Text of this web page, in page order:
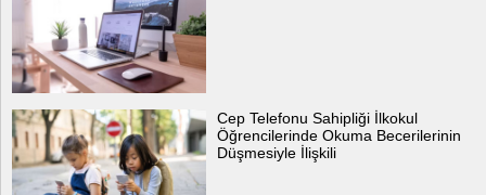
Cep Telefonu Sahipliği İlkokul
Öğrencilerinde Okuma Becerilerinin
Düşmesiyle İlişkili